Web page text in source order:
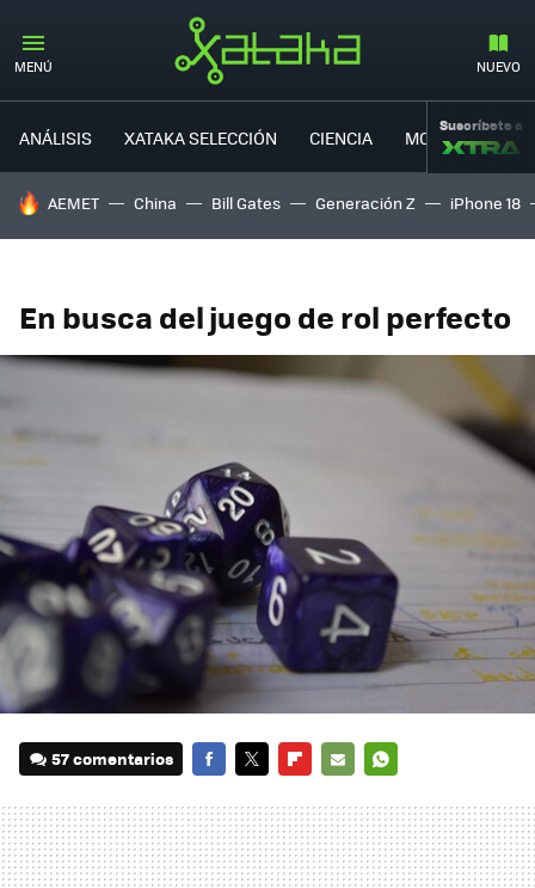
MENÚ NUEVO
ANÁLISIS XATAKA SELECCIÓN CIENCIA MOVILIDAD
Suscríbete a
HOY SE HABLA DE
AEMET China Bill Gates Generación Z iPhone 18
En busca del juego de rol perfecto
57 comentarios
MAIL